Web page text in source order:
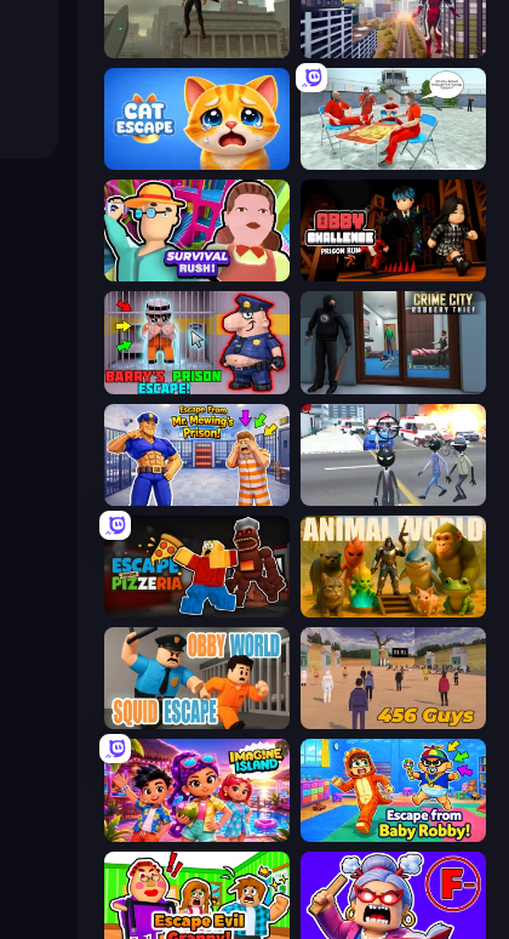
The Superman - Theme is Aliens Super Strong Hero
Alcatraz Prison Escape Plan
Survival Rush! Obby Challenge: Prison Run
Barry's Prison Escape! Crime City Robbery Thief Games
Escape From Mr.Meawing's Prison! Amazing Crime Strange Stickman
Escape From Pizzeria Animal World
456 Guys
Imagine Island Escape From Baby Robby!